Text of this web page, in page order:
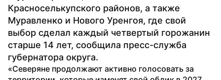
Красноселькупского районов, а также
Муравленко и Нового Уренгоя, где свой
выбор сделал каждый четвертый горожанин
старше 14 лет, сообщила пресс-служба
губернатора округа.
«Северяне продолжают активно голосовать за